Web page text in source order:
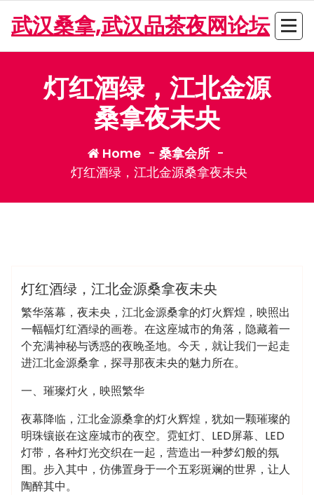
content
武汉桑拿,武汉品茶夜网论坛
灯红酒绿，江北金源
桑拿夜未央
Home - 桑拿会所 -
灯红酒绿，江北金源桑拿夜未央
桑拿会所
灯红酒绿，江北金源桑拿夜未央
繁华落幕，夜未央，江北金源桑拿的灯火辉煌，映照出
一幅幅灯红酒绿的画卷。在这座城市的角落，隐藏着一
个充满神秘与诱惑的夜晚圣地。今天，就让我们一起走
进江北金源桑拿，探寻那夜未央的魅力所在。
一、璀璨灯火，映照繁华
夜幕降临，江北金源桑拿的灯火辉煌，犹如一颗璀璨的
明珠镶嵌在这座城市的夜空。霓虹灯、LED屏幕、LED
灯带，各种灯光交织在一起，营造出一种梦幻般的氛
围。步入其中，仿佛置身于一个五彩斑斓的世界，让人
陶醉其中。